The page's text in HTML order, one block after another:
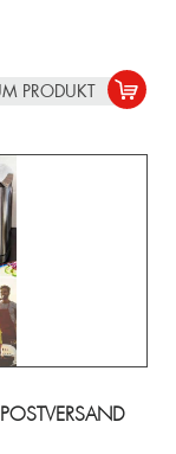
Touch
PRODUKT